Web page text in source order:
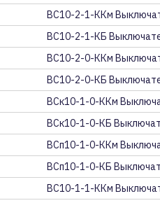
ВС10-2-1-ККм
ВС10-2-1-КБ
ВС10-2-0-ККм
ВС10-2-0-КБ
ВСк10-1-0-ККм
ВСк10-1-0-КБ
ВСп10-1-0-ККм
ВСп10-1-0-КБ
ВС10-1-1-ККм